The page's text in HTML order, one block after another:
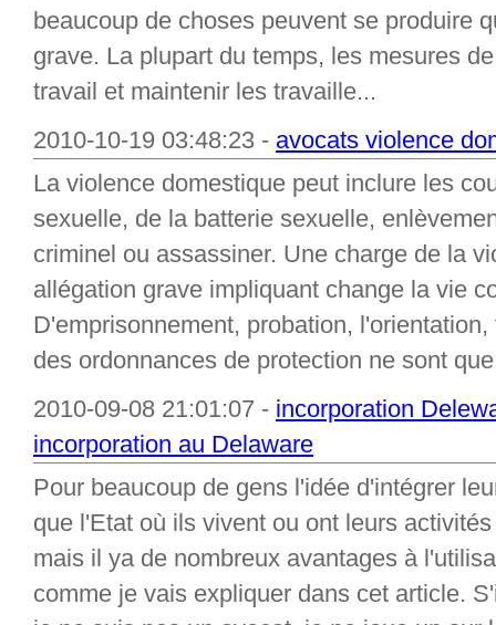
beaucoup de choses peuvent se produire
grave. La plupart du temps, les mesures
travail et maintenir les travaille...
2010-10-19 03:48:23 - avocats violence
La violence domestique peut inclure les
sexuelle, de la batterie sexuelle,
criminel ou assassiner. Une charge de la
allégation grave impliquant change la vie
D'emprisonnement, probation,
des ordonnances de protection ne sont
2010-09-08 21:01:07 - incorporation
incorporation au Delaware
Pour beaucoup de gens l'idée d'intégrer
que l'Etat où ils vivent ou ont leurs
mais il ya de nombreux avantages à
comme je vais expliquer dans cet article.